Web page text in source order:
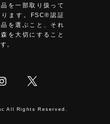
を一部取り扱って
ります。FSC®認証
品を選ぶこと、それ
を大切にすること
。
All Rights Reserved.